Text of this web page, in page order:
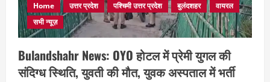
Home उत्तर प्रदेश पश्चिमी उत्तर प्रदेश बुलंदशहर
वायरल
सभी न्यूज़
Bulandshahr News: OYO होटल में प्रेमी युगल की
संदिग्ध स्थिति, युवती की मौत, युवक अस्पताल में भर्ती